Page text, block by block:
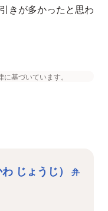
きが多かったと思わ
基づいています。
じょうじ）
弁